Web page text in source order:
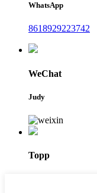
WhatsApp
8618929223742
WeChat
Judy
Topp